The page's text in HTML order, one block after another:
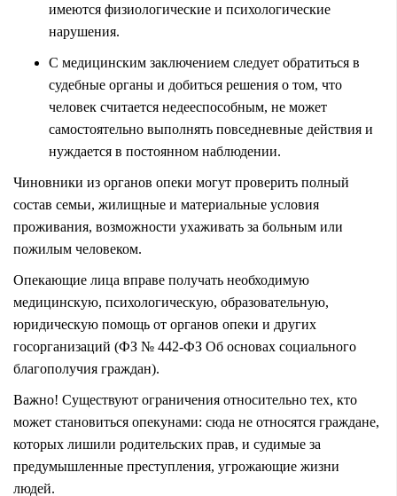
имеются физиологические и психологические
нарушения.
С медицинским заключением следует обратиться в
судебные органы и добиться решения о том, что
человек считается недееспособным, не может
самостоятельно выполнять повседневные действия и
нуждается в постоянном наблюдении.
Чиновники из органов опеки могут проверить полный
состав семьи, жилищные и материальные условия
проживания, возможности ухаживать за больным или
пожилым человеком.
Опекающие лица вправе получать необходимую
медицинскую, психологическую, образовательную,
юридическую помощь от органов опеки и других
госорганизаций (ФЗ № 442-ФЗ Об основах социального
благополучия граждан).
Важно! Существуют ограничения относительно тех, кто
может становиться опекунами: сюда не относятся граждане,
которых лишили родительских прав, и судимые за
предумышленные преступления, угрожающие жизни
людей.